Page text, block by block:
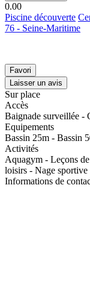
0.00
Piscine découverte
76 - Seine-Maritime
Favori
Laisser un avis
Sur place
Accès
Baignade surveillée -
Equipements
Bassin 25m - Bassin
Activités
Aquagym - Leçons
loisirs - Nage sportive
Informations de